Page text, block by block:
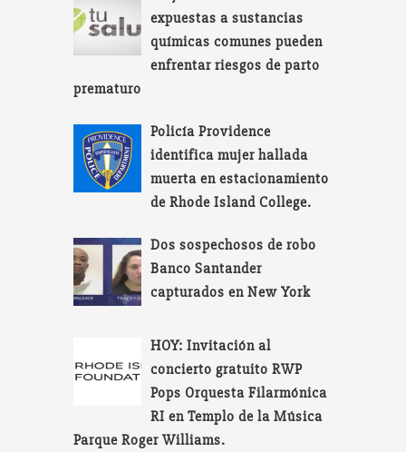
expuestas a sustancias
químicas comunes pueden
enfrentar riesgos de parto
prematuro
Policía Providence
identifica mujer hallada
muerta en estacionamiento
de Rhode Island College.
Dos sospechosos de robo
Banco Santander
capturados en New York
HOY: Invitación al
concierto gratuito RWP
Pops Orquesta Filarmónica
RI en Templo de la Música
Parque Roger Williams.